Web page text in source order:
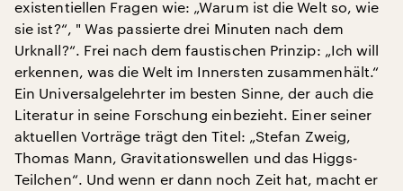
existentiellen Fragen wie: „Warum ist die Welt so, wie
sie ist?“, " Was passierte drei Minuten nach dem
Urknall?“. Frei nach dem faustischen Prinzip: „Ich will
erkennen, was die Welt im Innersten zusammenhält.“
Ein Universalgelehrter im besten Sinne, der auch die
Literatur in seine Forschung einbezieht. Einer seiner
aktuellen Vorträge trägt den Titel: „Stefan Zweig,
Thomas Mann, Gravitationswellen und das Higgs-
Teilchen“. Und wenn er dann noch Zeit hat, macht er